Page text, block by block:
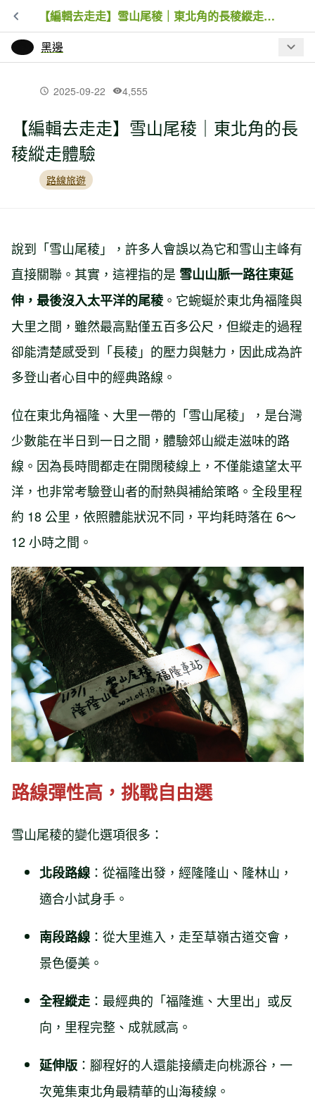
【編輯去走走】雪山尾稜｜東北角的長稜縱走體驗
黑邊
最新文章
戶外防曬指南｜陽光有好處，為什麼登
小時候不准踩草皮，長大後才知道：草
2025-09-22 4,555
【編輯去走走】雪山尾稜｜東北角的長
稜縱走體驗
路線旅遊
說到「雪山尾稜」，許多人會誤以為它和雪山主峰有
直接關聯。其實，這裡指的是 雪山山脈一路往東延
伸，最後沒入太平洋的尾稜 。它蜿蜒於東北角福隆與
大里之間，雖然最高點僅五百多公尺，但縱走的過程
卻能清楚感受到「長稜」的壓力與魅力，因此成為許
多登山者心目中的經典路線。
位在東北角福隆、大里一帶的「雪山尾稜」，是台灣
少數能在半日到一日之間，體驗郊山縱走滋味的路
線。因為長時間都走在開闊稜線上，不僅能遠望太平
洋，也非常考驗登山者的耐熱與補給策略。全段里程
約 18 公里，依照體能狀況不同，平均耗時落在 6～
12 小時之間。
路線彈性高，挑戰自由選
雪山尾稜的變化選項很多：
北段路線：從福隆出發，經隆隆山、隆林山，
適合小試身手。
南段路線：從大里進入，走至草嶺古道交會，
景色優美。
全程縱走：最經典的「福隆進、大里出」或反
向，里程完整、成就感高。
延伸版 ：腳程好的人還能接續走向桃源谷，一
次蒐集東北角最精華的山海稜線。